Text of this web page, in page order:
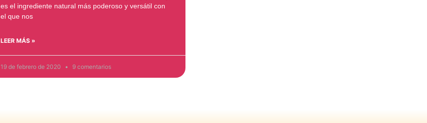
es el ingrediente natural más poderoso y versátil con
el que nos
LEER MÁS »
19 de febrero de 2020 9 comentarios